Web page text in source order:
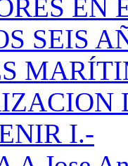
EN
SEIS
I.-